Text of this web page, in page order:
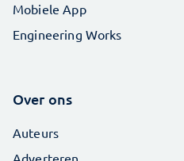
Mobiele App
Engineering Works
Over ons
Auteurs